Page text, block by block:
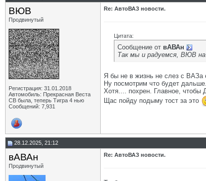
ВЮВ
Продвинутый
Регистрация: 31.01.2018
Автомобиль: Прекрасная Веста
СВ была, теперь Тигра 4 нью
Сообщений: 7,931
Re: АвтоВАЗ новости.
Цитата:
Сообщение от вАВАн
Так мы и радуемся, ВЮВ на
Я бы не в жизнь не слез с ВАЗа
Ну посмотрим что будет дальше.
Хотя.... похрен. Главное,
Щас пойду подыму тост за это
28.12.2025, 21:12
вАВАн
Продвинутый
Re: АвтоВАЗ новости.